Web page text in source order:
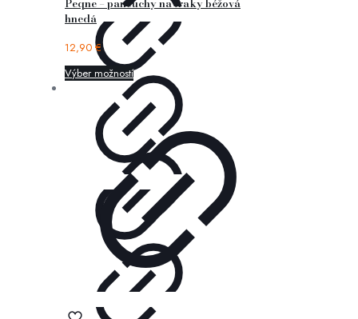
hnedá
12,90 €
Výber možností